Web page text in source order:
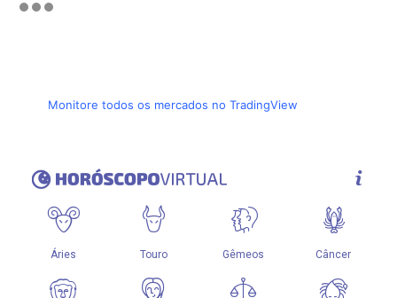
Monitore todos os mercados no TradingView